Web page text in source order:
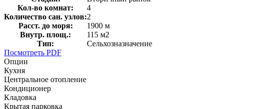
Кол-во комнат:
4
Количество сан. узлов:2
Расст. до моря:
1900 м
Внутр. площ.:
115 м2
Тип:
Сельхозназначение
Посмотреть PDF
Опции
Кухня
Центральное отопление
Кондиционер
Кладовка
Крытая парковка